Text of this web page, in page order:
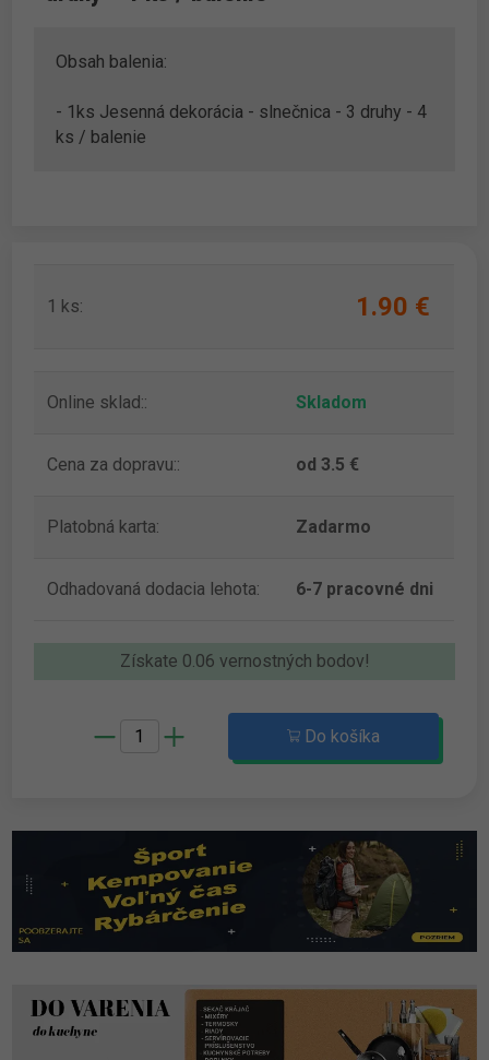
Obsah balenia:
- 1ks Jesenná dekorácia - slnečnica - 3 druhy - 4
ks / balenie
1 ks: 1.90 ‎€
Online sklad:: Skladom
Cena za dopravu:: od 3.5 €
Platobná karta: Zadarmo
Odhadovaná dodacia lehota: 6-7 pracovné dni
Získate 0.06 vernostných bodov!
Do košíka